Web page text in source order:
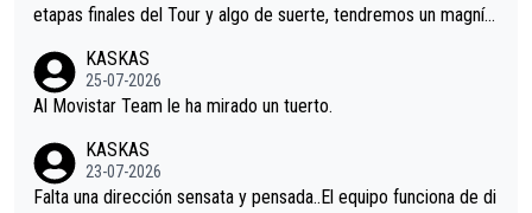
etapas finales del Tour y algo de suerte, tendremos un magnífi
KASKAS
25-07-2026
Al Movistar Team le ha mirado un tuerto.
KASKAS
23-07-2026
Falta una dirección sensata y pensada..El equipo funciona de di